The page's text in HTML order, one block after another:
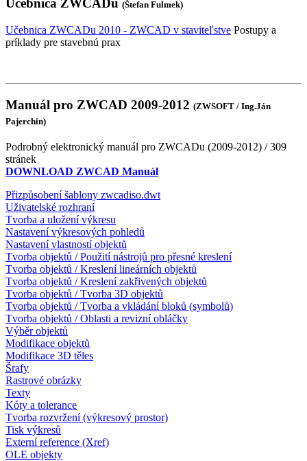
Učebnica ZWCADu (Štefan Fulmek)
Učebnica ZWCADu 2010 - ZWCAD v staviteľstve Postupy a
príklady pre stavebnú prax
Manuál pro ZWCAD 2009-2012 (ZWSOFT / Ing.Ján
Pajerchin)
Podrobný elektronický manuál pro ZWCADu (2009-2012) / 309
stránek
DOWNLOAD ZWCAD Manuál
Přizpůsobení šablony zwcadiso.dwt
Uživatelské rozhraní
Tvorba a uložení výkresu
Nastavení výkresových pohledů
Nastavení vlastností objektů
Tvorba objektů / Použití nástrojů pro přesné kreslení
Tvorba objektů / Kreslení lineárních objektů
Tvorba objektů / Kreslení zakřivených objektů
Tvorba objektů / Tvorba 3D objektů
Tvorba objektů / Tvorba a vkládání bloků (symbolů)
Tvorba objektů / Oblasti a revizní obláčky
Výběr objektů
Modifikace objektů
Modifikace 3D těles
Šrafy
Rastrové obrázky
Texty
Kóty a tolerance
Tvorba rozvržení (výkresový prostor)
Tisk výkresů
Externí reference (Xref)
OLE objekty